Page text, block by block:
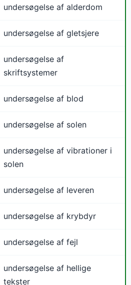
undersøgelse af alderdom
undersøgelse af gletsjere
undersøgelse af
skriftsystemer
undersøgelse af blod
undersøgelse af solen
undersøgelse af vibrationer i
solen
undersøgelse af leveren
undersøgelse af krybdyr
undersøgelse af fejl
undersøgelse af hellige
tekster